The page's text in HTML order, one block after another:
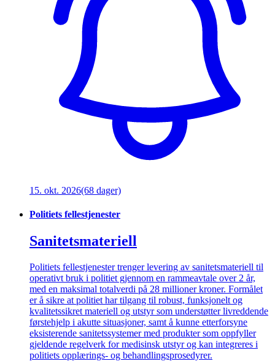
15. okt. 2026(68 dager)
Politiets fellestjenester
Sanitetsmateriell
Politiets fellestjenester trenger levering av sanitetsmateriell til
operativt bruk i politiet gjennom en rammeavtale over 2 år,
med en maksimal totalverdi på 28 millioner kroner. Formålet
er å sikre at politiet har tilgang til robust, funksjonelt og
kvalitetssikret materiell og utstyr som understøtter livreddende
førstehjelp i akutte situasjoner, samt å kunne etterforsyne
eksisterende sanitetssystemer med produkter som oppfyller
gjeldende regelverk for medisinsk utstyr og kan integreres i
politiets opplærings- og behandlingsprosedyrer.